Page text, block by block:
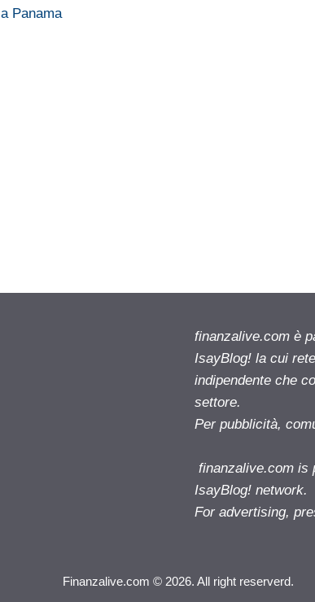
Panama
finanzalive.com è
IsayBlog! la cui
indipendente che
settore.
Per pubblicità,
finanzalive.com is
IsayBlog!
For advertising,
Finanzalive.com © 2026. All right reserverd.